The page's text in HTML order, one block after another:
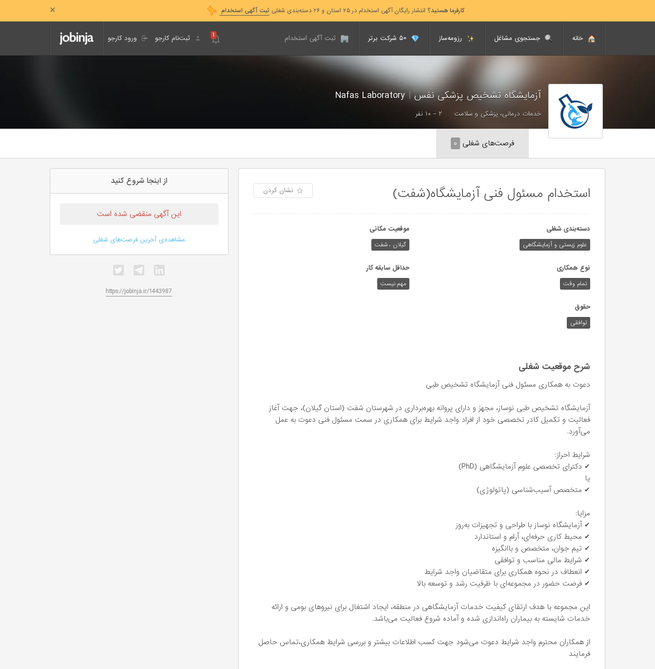
کارفرما هستید؟ انتشار رایگان آگهی استخدام در ۲۵ استان و ۲۶ دسته‌بندی شغلی ثبت آگهی استخدام
خانه جستجوی مشاغل رزومه‌ساز ثبت آگهی استخدام ورود کارجو ثبت‌نام کارجو ۱
آزمایشگاه تشخیص پزشکی نفس|
Nafas Laboratory
خدمات درمانی، پزشکی و سلامت ۲ - ۱۰ نفر
فرصت‌های شغلی ۰
استخدام مسئول فنی آزمایشگاه(شفت) نشان کردن
دسته‌بندی شغلی
علوم زیستی و آزمایشگاهی
موقعیت مکانی
گیلان ، شفت
نوع همکاری
تمام وقت
حداقل سابقه کار
مهم نیست
حقوق
توافقی
شرح موقعیت شغلی
دعوت به همکاری مسئول فنی آزمایشگاه تشخیص طبی
آزمایشگاه تشخیص طبی نوساز، مجهز و دارای پروانه بهره‌برداری در شهرستان شفت (استان گیلان)، جهت آغاز
فعالیت و تکمیل کادر تخصصی خود از افراد واجد شرایط برای همکاری در سمت مسئول فنی دعوت به عمل
می‌آورد.
شرایط احراز:
✔ دکترای تخصصی علوم آزمایشگاهی (PhD)
یا
✔ متخصص آسیب‌شناسی (پاتولوژی)
مزایا:
✔ آزمایشگاه نوساز با طراحی و تجهیزات به‌روز
✔ محیط کاری حرفه‌ای، آرام و استاندارد
✔ تیم جوان، متخصص و باانگیزه
✔ شرایط مالی مناسب و توافقی
✔ انعطاف در نحوه همکاری برای متقاضیان واجد شرایط
✔ فرصت حضور در مجموعه‌ای با ظرفیت رشد و توسعه بالا
این مجموعه با هدف ارتقای کیفیت خدمات آزمایشگاهی در منطقه، ایجاد اشتغال برای نیروهای بومی و ارائه
خدمات شایسته به بیماران راه‌اندازی شده و آماده شروع فعالیت می‌باشد.
از همکاران محترم واجد شرایط دعوت می‌شود جهت کسب اطلاعات بیشتر و بررسی شرایط همکاری،تماس حاصل
فرمایند
از اینجا شروع کنید
این آگهی منقضی شده است
مشاهده‌ی آخرین فرصت‌های شغلی
https://jobinja.ir/1443987